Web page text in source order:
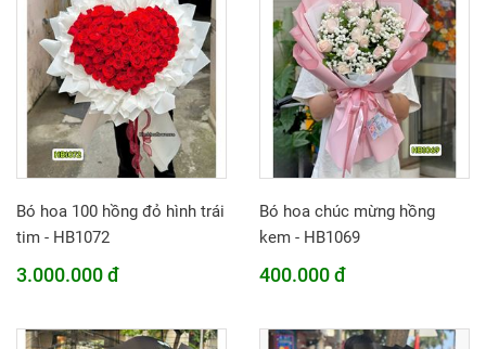
Bó hoa 100 hồng đỏ hình trái
tim - HB1072
3.000.000 đ
Bó hoa chúc mừng hồng
kem - HB1069
400.000 đ